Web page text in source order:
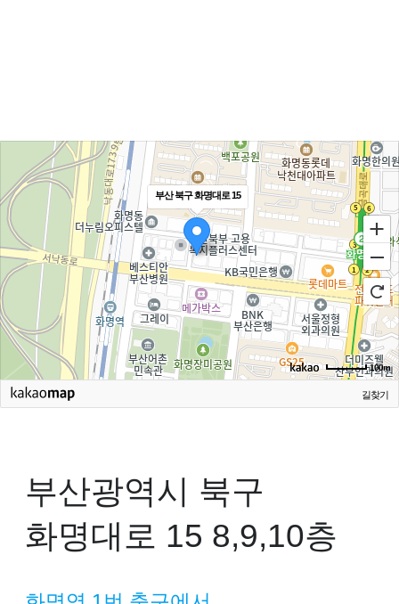
부산광역시 북구
화명대로 15 8,9,10층
부산 북구 화명대로 15
100m
길찾기